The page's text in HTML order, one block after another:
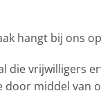
hangt bij ons
die vrijwilligers
middel van